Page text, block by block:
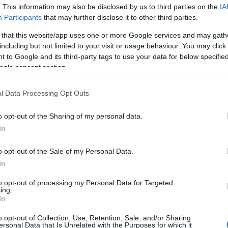
This information may also be disclosed by us to third parties on the
Participants that may further disclose it to other third parties.
that this website/app uses one or more Google services and may
but not limited to your visit or usage behaviour. You may
to Google and its third-party tags to use your data for below
consent section.
Data Processing Opt Outs
opt-out of the Sharing of my personal data.
opt-out of the Sale of my Personal Data.
opt-out of processing my Personal Data for Targeted
opt-out of Collection, Use, Retention, Sale, and/or Sharing
Data that Is Unrelated with the Purposes for which it
такое "Мошенническое ПО"?
вредоносных программ, используемых для совершения
троянцы. Одни из них регистрируют последовательность нажимаемых на
посещении пользователем сайтов, предлагающих банковские услуги,
код, предоставляют хакеру удаленный доступ к компьютеру и т.д.
злоумышленникам собирать конфиденциальную информацию и
защитить компьютер от вредоносного кода и
защитить свой компьютер от вредоносного кода и хакерских атак,
на своем компьютере решение для защиты от
угроз.
и прикладных программ, предназначенные для
пробелов в их безопасности. Если вы
обновления каждый месяц, достаточно
режим автоматических обновлений – Пуск |
управления | Центр обеспечения безопасности
программным пакетом Microsoft® Office, не
Регулярно
программ,
установить
запись с
нужно зайти
Панели
вредоносный
вошли в